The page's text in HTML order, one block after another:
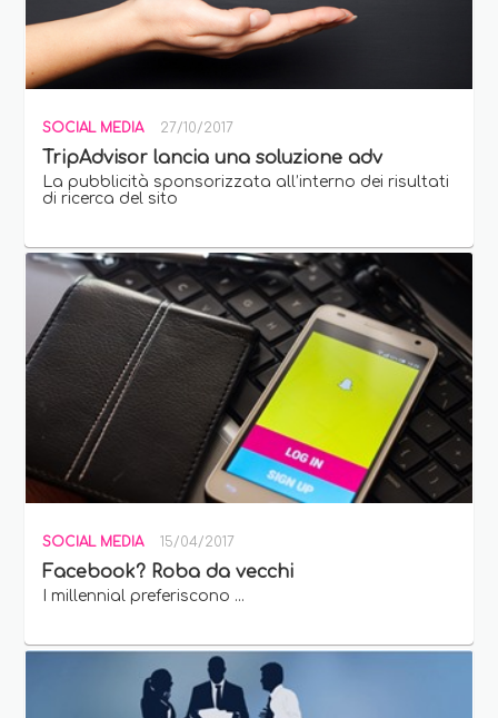
SOCIAL MEDIA 27/10/2017
TripAdvisor lancia una soluzione adv
La pubblicità sponsorizzata all’interno dei risultati
di ricerca del sito
SOCIAL MEDIA 15/04/2017
Facebook? Roba da vecchi
I millennial preferiscono ...